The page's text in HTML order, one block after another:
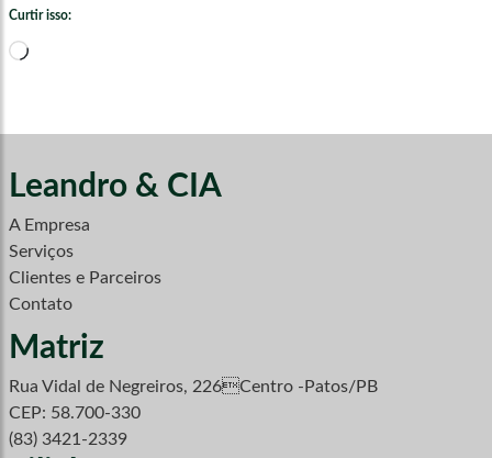
Curtir isso:
Carregando...
Leandro & CIA
A Empresa
Serviços
Clientes e Parceiros
Contato
Matriz
Rua Vidal de Negreiros, 226Centro -Patos/PB
CEP: 58.700-330
(83) 3421-2339